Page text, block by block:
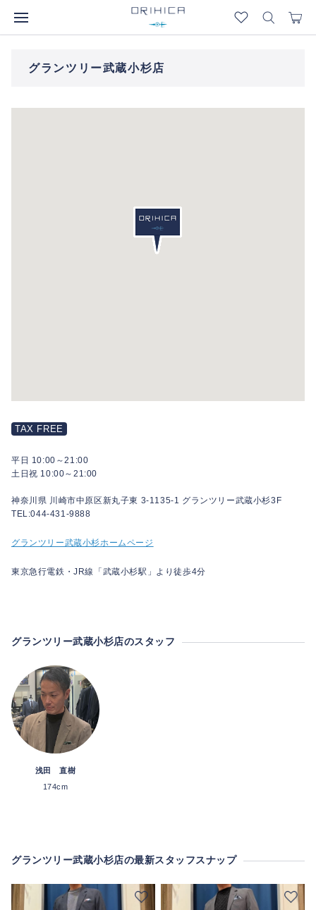
グランツリー武蔵小杉店
TAX FREE
平日 10:00～21:00
土日祝 10:00～21:00
神奈川県 川崎市中原区新丸子東 3-1135-1 グランツリー武蔵小杉3F
TEL:044-431-9888
グランツリー武蔵小杉ホームページ
東京急行電鉄・JR線「武蔵小杉駅」より徒歩4分
グランツリー武蔵小杉店のスタッフ
浅田 直樹
174cm
グランツリー武蔵小杉店の最新スタッフスナップ